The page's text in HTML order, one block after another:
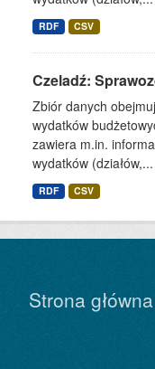
RDF CSV
Czeladź:
Zbiór danych
wydatków
zawiera m.in.
wydatków (działów,...
RDF CSV
Strona główna